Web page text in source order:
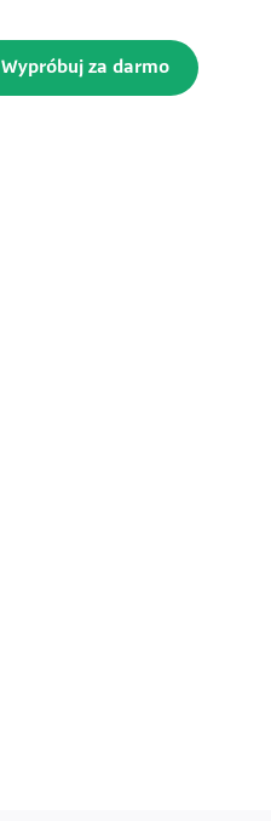
Wypróbuj za darmo